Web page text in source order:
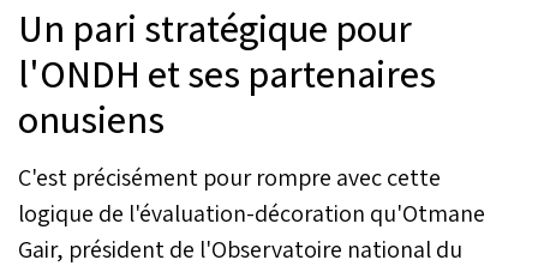
Un pari stratégique pour
l'ONDH et ses partenaires
onusiens
C'est précisément pour rompre avec cette
logique de l'évaluation-décoration qu'Otmane
Gair, président de l'Observatoire national du